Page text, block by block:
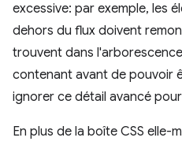
excessive: par exemple, les
dehors du flux doivent
trouvent dans
contenant avant de pouvoir
ignorer ce détail avancé
En plus de la boîte CSS elle-